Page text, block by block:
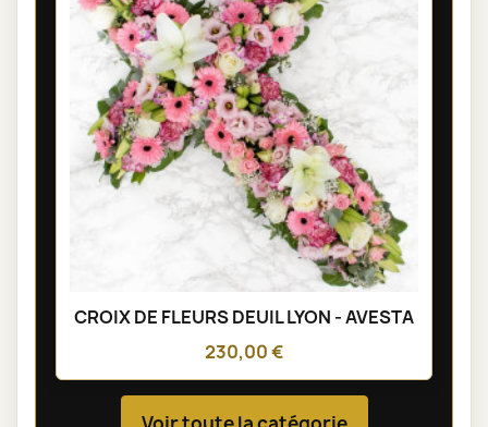
CROIX DE FLEURS DEUIL LYON - AVESTA
230,00 €